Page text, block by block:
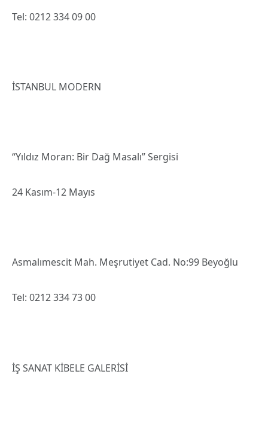
Tel: 0212 334 09 00
İSTANBUL MODERN
“Yıldız Moran: Bir Dağ Masalı” Sergisi
24 Kasım-12 Mayıs
Asmalımescit Mah. Meşrutiyet Cad. No:99 Beyoğlu
Tel: 0212 334 73 00
İŞ SANAT KİBELE GALERİSİ